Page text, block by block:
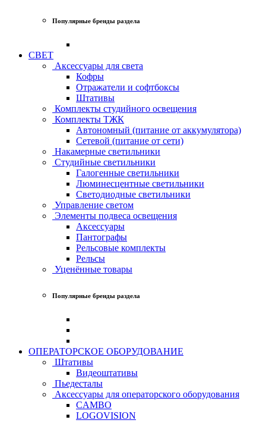
Популярные бренды раздела
СВЕТ
Аксессуары для света
Кофры
Отражатели и софтбоксы
Штативы
Комплекты студийного освещения
Комплекты ТЖК
Автономный (питание от аккумулятора)
Сетевой (питание от сети)
Накамерные светильники
Студийные светильники
Галогенные светильники
Люминесцентные светильники
Светодиодные светильники
Управление светом
Элементы подвеса освещения
Аксессуары
Пантографы
Рельсовые комплекты
Рельсы
Уценённые товары
Популярные бренды раздела
ОПЕРАТОРСКОЕ ОБОРУДОВАНИЕ
Штативы
Видеоштативы
Пьедесталы
Аксессуары для операторского оборудования
CAMBO
LOGOVISION